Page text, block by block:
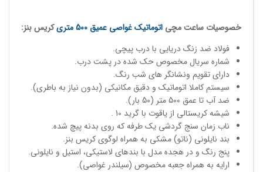
خصوصیات ساعت مچی اتوماتیک غواصی عمیق 500 متری
کریس بنز:
فولاد ضد زنگ دریایی با درب پیچی.
شماره سریال مخصوص حک شده در پشت درب.
دارای تقویم ونشانگر های شب رنگ.
سیستم کاملا اتوماتیک و دقیق مکانیکی (بدون نیاز به باطری).
ضد آب تا عمق 500 متر (50 بار).
شیشه کریستالی از یاقوت با گرید 10 .
ناب زمان سنج گردشی یک طرفه که روی بدنه پیچ شده.
بند نایلونی (ناتو) مشکی به همراه لوگوی کریس بنز.
پنج رنگ و در هجده مدل با بندهای لاستیکی، استیل و نایلونی.
ارایه به همراه جعبه مخصوص (سیلندر غواصی).